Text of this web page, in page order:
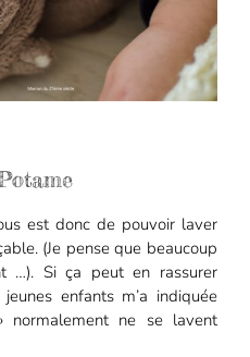
est donc de pouvoir laver
(Je pense que beaucoup
…). Si ça peut en rassurer
enfants m’a indiquée
ne se lavent